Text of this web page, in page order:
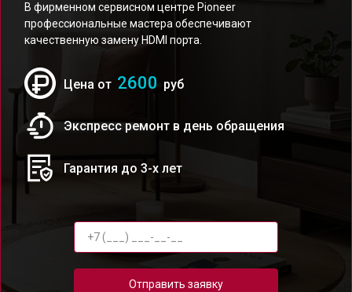
В фирменном сервисном центре Pioneer
профессиональные мастера обеспечивают
качественную замену HDMI порта.
Цена от 2600 руб
Экспресс ремонт в день обращения
Гарантия до 3-х лет
Отправить заявку